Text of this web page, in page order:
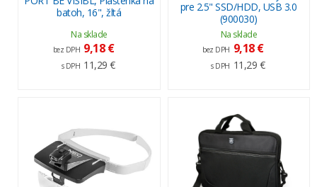
batoh, 16", žltá
Na sklade
bez DPH 9,18 €
s DPH 11,29 €
pre 2.5" SSD/HDD, USB 3.0
(900030)
Na sklade
bez DPH 9,18 €
s DPH 11,29 €